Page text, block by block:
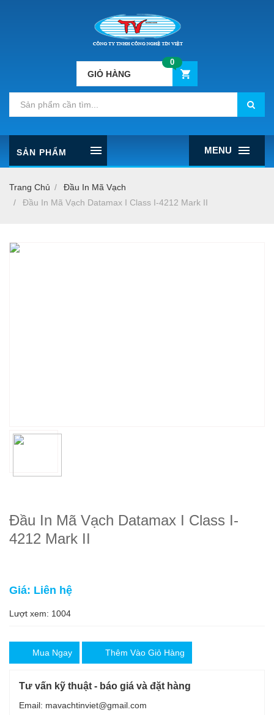
GIỎ HÀNG
0
MENU
SẢN PHẨM
Trang Chủ
Đầu In Mã Vạch
Đầu In Mã Vạch Datamax I Class I-4212 Mark II
Đầu In Mã Vạch Datamax I Class I-
4212 Mark II
Giá: Liên hệ
Lượt xem: 1004
Mua Ngay Thêm Vào Giỏ Hàng
Tư vấn kỹ thuật - báo giá và đặt hàng
Email: mavachtinviet@gmail.com